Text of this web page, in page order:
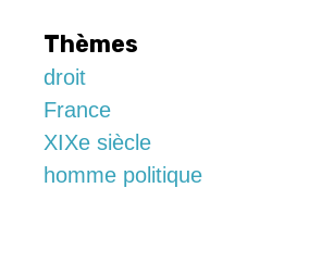
Thèmes
droit
France
XIXe siècle
homme politique